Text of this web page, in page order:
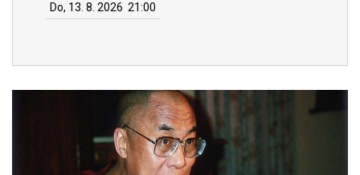
Do, 13. 8. 2026 21:00